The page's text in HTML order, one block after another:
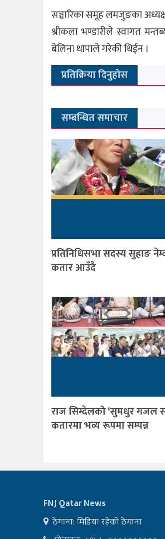
सञ्चारिका समूह लमजुङका
श्रीकला भण्डारीले स्वागत
बेलिना थापाले गरेकी थिईन ।
प्रतिक्रिया दिनुहोस
सम्बन्धित समाचार
प्रतिनिधिसभा सदस्य सुहाङ
कतार आउँदै
राज सिग्देलको ‘सुमधुर गजल
कतारमा भव्य रूपमा सम्पन्न
FNJ Qatar News
ठेगाना: मिडिया रहेको ठेगाना